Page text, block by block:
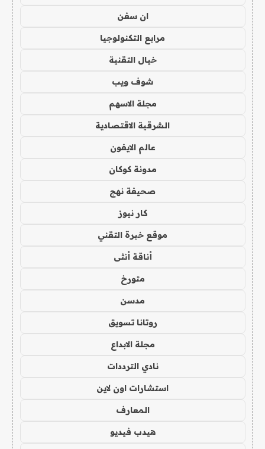
ان سفن
مرابع التكنولوجيا
خيال التقنية
شوف ويب
مجلة الاسهم
الشرقية الاقتصادية
عالم الايفون
مدونة كوكان
صحيفة نهج
كار نيوز
موقع خبرة التقني
أناقة أنثى
متورخ
مدسن
روتانا تسويق
مجلة الابداع
نادي الترددات
استشارات اون لاين
المعارف
هيدب فيديو